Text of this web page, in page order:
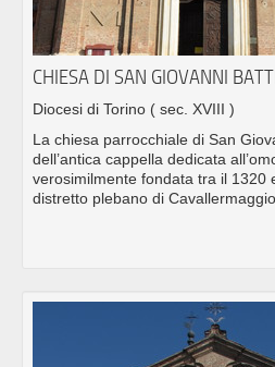
CHIESA DI SAN GIOVANNI
Diocesi di Torino ( sec. XVIII )
La chiesa parrocchiale di San
dell’antica cappella dedicata
verosimilmente fondata tra il 1320
distretto plebano di